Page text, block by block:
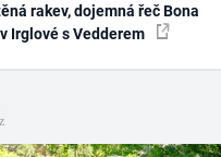
rakev, dojemná řeč Bona
Irglové s Vedderem